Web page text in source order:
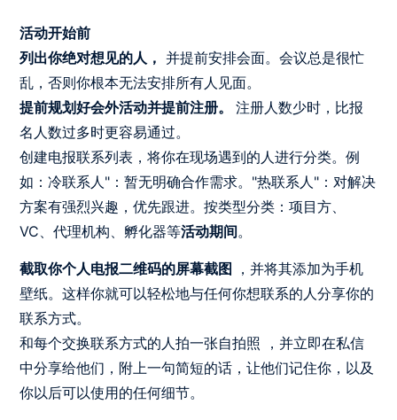
活动开始前
列出你绝对想见的人， 并提前安排会面。会议总是很忙
乱，否则你根本无法安排所有人见面。
提前规划好会外活动并提前注册。注册人数少时，比报
名人数过多时更容易通过。
创建电报联系列表，将你在现场遇到的人进行分类。例
如：冷联系人"：暂无明确合作需求。"热联系人"：对解决
方案有强烈兴趣，优先跟进。按类型分类：项目方、
VC、代理机构、孵化器等活动期间。
截取你个人电报二维码的屏幕截图
，并将其添加为手机
壁纸。这样你就可以轻松地与任何你想联系的人分享你的
联系方式。
和每个交换联系方式的人拍一张自拍照 ，并立即在私信
中分享给他们，附上一句简短的话，让他们记住你，以及
你以后可以使用的任何细节。